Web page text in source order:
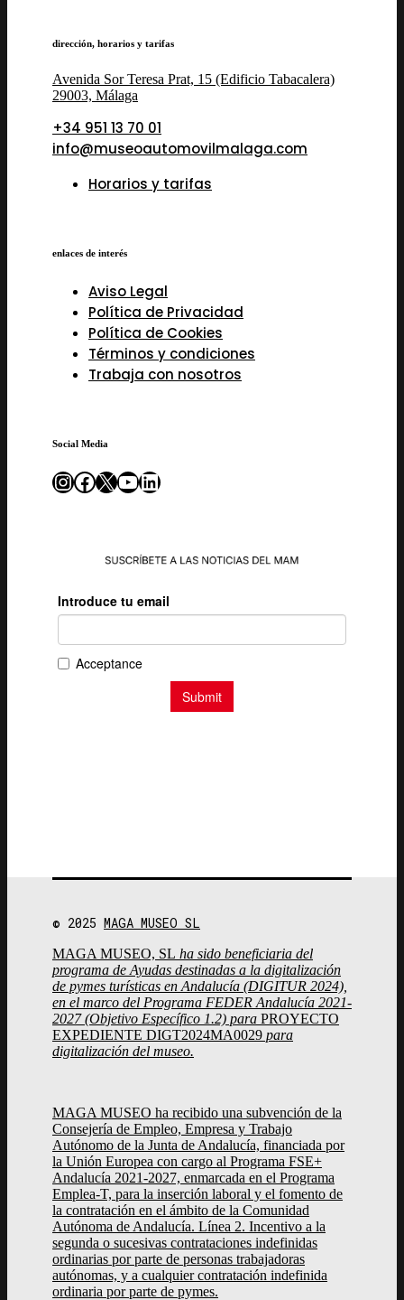
dirección, horarios y tarifas
Avenida Sor Teresa Prat, 15 (Edificio Tabacalera)
29003, Málaga
+34 951 13 70 01
info@museoautomovilmalaga.com
Horarios y tarifas
enlaces de interés
Aviso Legal
Política de Privacidad
Política de Cookies
Términos y condiciones
Trabaja con nosotros
Social Media
Instagram
Facebook
X YouTube
LinkedIn
© 2025 MAGA MUSEO SL
MAGA MUSEO, SL ha sido beneficiaria del
programa de Ayudas destinadas a la digitalización
de pymes turísticas en Andalucía (DIGITUR 2024),
en el marco del Programa FEDER Andalucía 2021-
2027 (Objetivo Específico 1.2) para PROYECTO
EXPEDIENTE DIGT2024MA0029 para
digitalización del museo.
MAGA MUSEO ha recibido una subvención de la
Consejería de Empleo, Empresa y Trabajo
Autónomo de la Junta de Andalucía, financiada por
la Unión Europea con cargo al Programa FSE+
Andalucía 2021-2027, enmarcada en el Programa
Emplea-T, para la inserción laboral y el fomento de
la contratación en el ámbito de la Comunidad
Autónoma de Andalucía. Línea 2. Incentivo a la
segunda o sucesivas contrataciones indefinidas
ordinarias por parte de personas trabajadoras
autónomas, y a cualquier contratación indefinida
ordinaria por parte de pymes.